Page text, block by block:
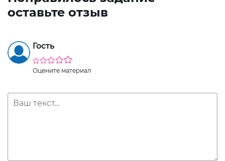
оставьте отзыв
Гость
Оцените материал